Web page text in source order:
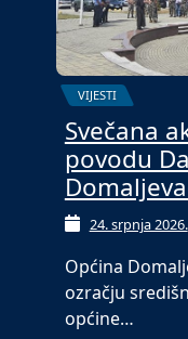
VIJESTI
Svečana
povodu
24. srpnja 2026.
Općina
ozračju
općine…